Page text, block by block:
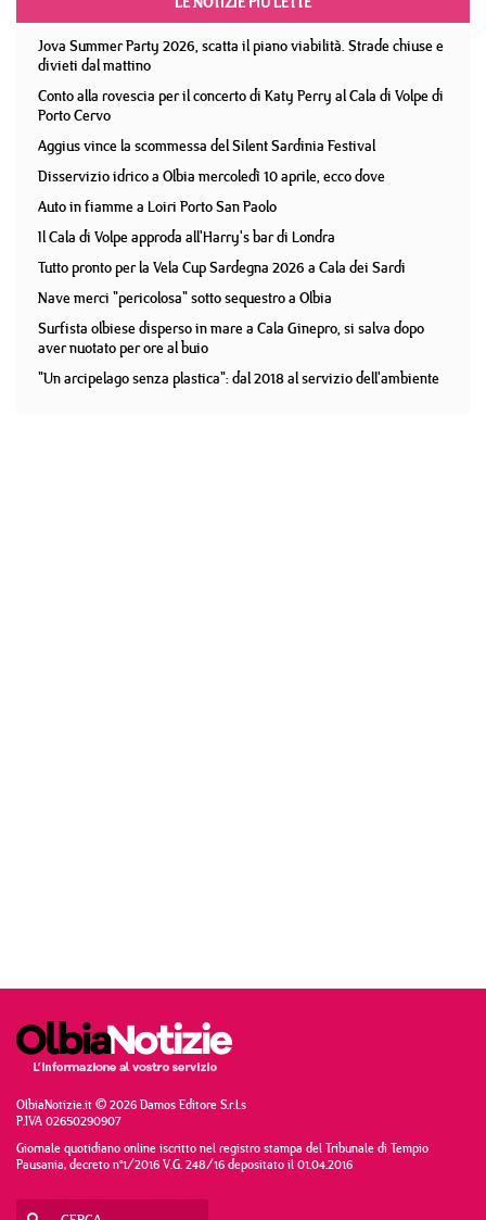
Jova Summer Party 2026, scatta il piano viabilità. Strade chiuse e
divieti dal mattino
Conto alla rovescia per il concerto di Katy Perry al Cala di Volpe di
Porto Cervo
Aggius vince la scommessa del Silent Sardinia Festival
Disservizio idrico a Olbia mercoledì 10 aprile, ecco dove
Auto in fiamme a Loiri Porto San Paolo
Il Cala di Volpe approda all'Harry's bar di Londra
Tutto pronto per la Vela Cup Sardegna 2026 a Cala dei Sardi
Nave merci "pericolosa" sotto sequestro a Olbia
Surfista olbiese disperso in mare a Cala Ginepro, si salva dopo
aver nuotato per ore al buio
"Un arcipelago senza plastica": dal 2018 al servizio dell'ambiente
OlbiaNotizie.it © 2026 Damos Editore S.r.l.s
P.IVA 02650290907
Giornale quotidiano online iscritto nel registro stampa del Tribunale di Tempio
Pausania, decreto n°1/2016 V.G. 248/16 depositato il 01.04.2016